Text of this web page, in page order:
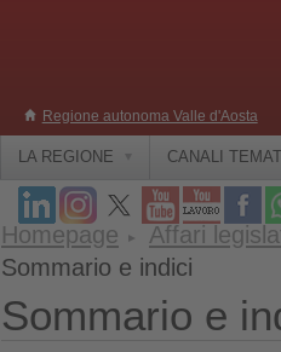
Regione autonoma Valle d'Aosta
LA REGIONE CANALI
Homepage Affari
Sommario e indici
Sommario e